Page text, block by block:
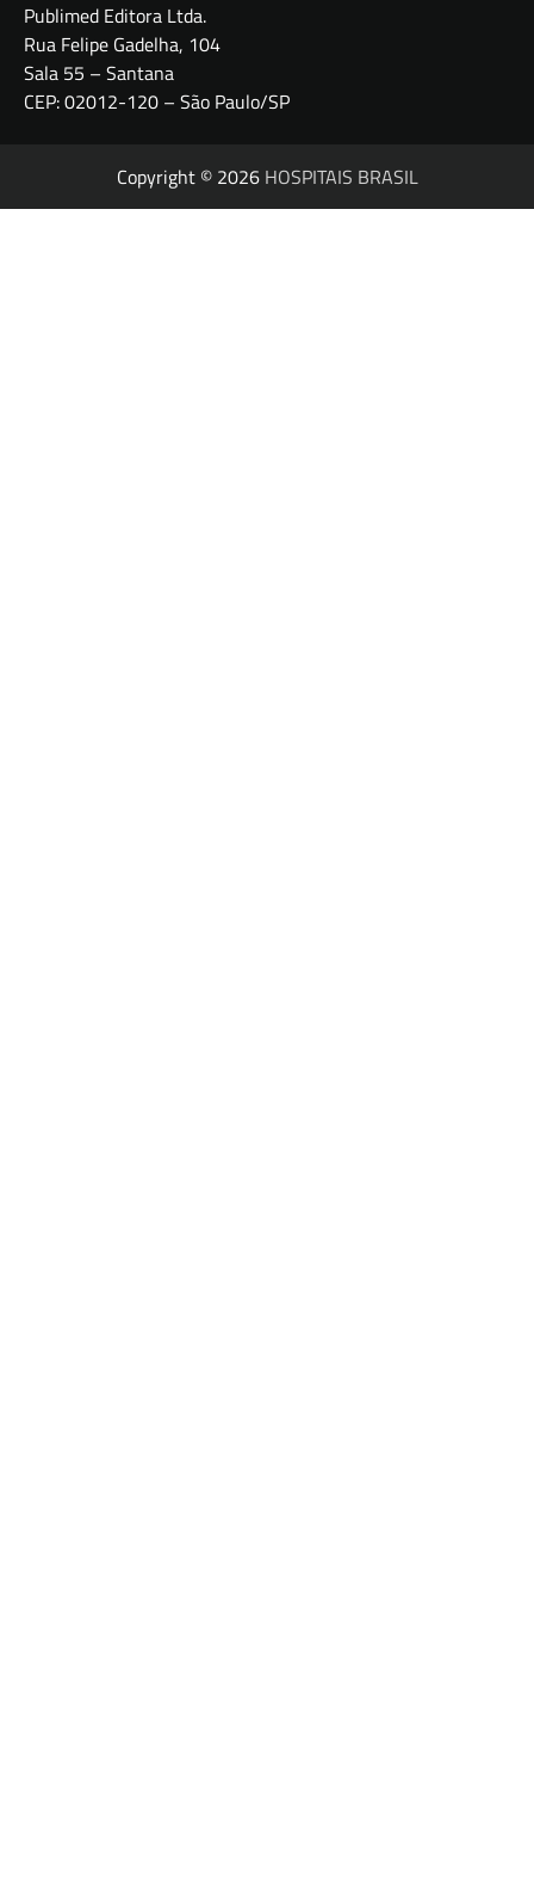
Publimed Editora Ltda.
Rua Felipe Gadelha, 104
Sala 55 – Santana
CEP: 02012-120 – São Paulo/SP
Copyright © 2026 HOSPITAIS BRASIL